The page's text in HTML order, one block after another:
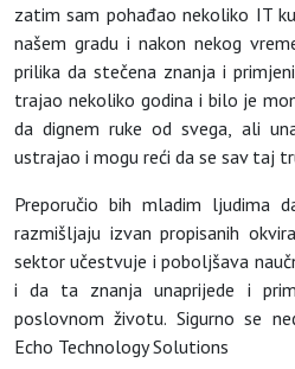
zatim sam pohađao nekoliko IT
našem gradu i nakon nekog
prilika da stečena znanja i
trajao nekoliko godina i bilo je
da dignem ruke od svega, ali
ustrajao i mogu reći da se sav taj
Preporučio bih mladim ljudima
razmišljaju izvan propisanih
sektor učestvuje i poboljšava
i da ta znanja unaprijede i
poslovnom životu. Sigurno se
Echo Technology Solutions